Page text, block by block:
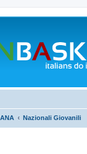
Nazionali Giovanili